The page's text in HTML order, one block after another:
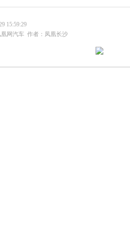
15:59:29
网汽车 作者：凤凰长沙